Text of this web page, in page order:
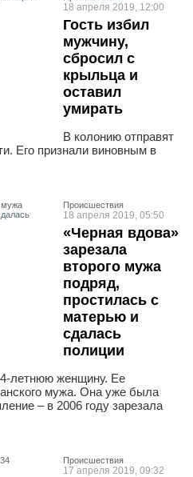
18 апреля 2019, 12:00
Гость избил
мужчину,
сбросил с
крыльца и
оставил
умирать
В колонию отправят
Его признали виновным в
Проиcшествия
18 апреля 2019, 05:50
«Черная вдова»
зарезала
второго мужа
подряд,
простилась с
матерью и
сдалась
полиции
летнюю женщину. Ее
мужа. Она уже была
– в 2006 году зарезала
Проиcшествия
17 апреля 2019, 09:32